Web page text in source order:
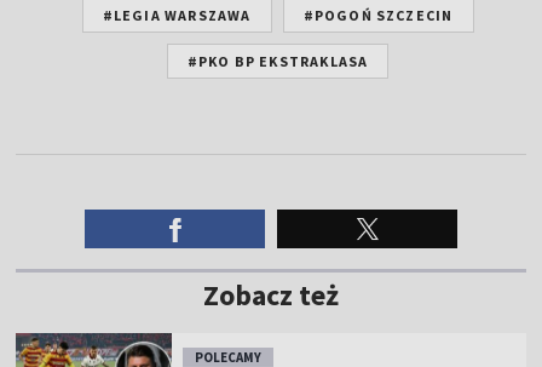
#LEGIA WARSZAWA #POGOŃ SZCZECIN
#PKO BP EKSTRAKLASA
Zobacz też
POLECAMY